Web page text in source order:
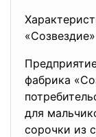
«Созвездие»
фабрика
для
сорочки из